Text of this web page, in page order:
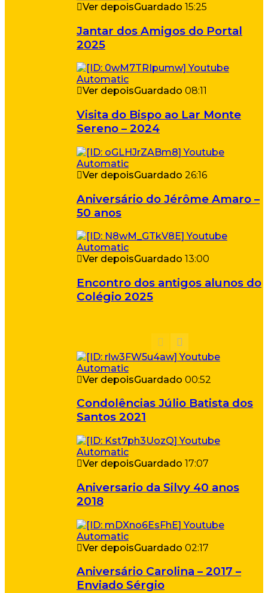
Ver depoisGuardado 15:25
Jantar dos Amigos do Portal
2025
Ver depoisGuardado 08:11
Visita do Bispo ao Lar Monte
Sereno – 2024
Ver depoisGuardado 26:16
Aniversário do Jérôme Amaro –
50 anos
Ver depoisGuardado 13:00
Encontro dos antigos alunos do
Colégio 2025
Ver depoisGuardado 00:52
Condolências Júlio Batista dos
Santos 2021
Ver depoisGuardado 17:07
Aniversario da Silvy 40 anos
2018
Ver depoisGuardado 02:17
Aniversário Carolina – 2017 –
Enviado Sérgio